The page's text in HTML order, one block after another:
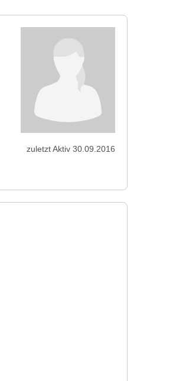
zuletzt Aktiv 30.09.2016